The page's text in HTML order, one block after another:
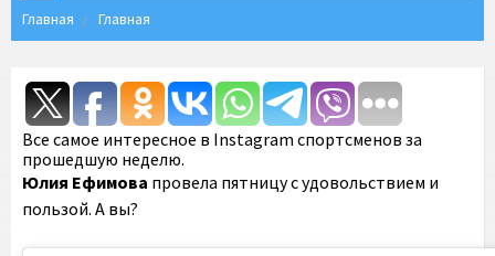
Главная Главная
Все самое интересное в Instagram спортсменов за
прошедшую неделю.
Юлия Ефимова провела пятницу с удовольствием и
пользой. А вы?